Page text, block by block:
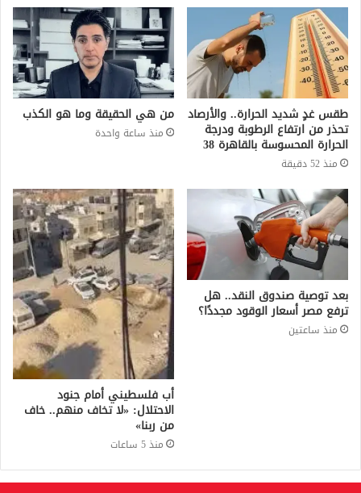
طقس غدٍ شديد الحرارة.. والأرصاد
تحذر من ارتفاع الرطوبة ودرجة
الحرارة المحسوسة بالقاهرة 38
منذ 52 دقيقة
من هي الحقيقة وما هو الكذب
منذ ساعة واحدة
بعد توصية صندوق النقد.. هل
ترفع مصر أسعار الوقود مجددًا؟
منذ ساعتين
أب فلسطيني أمام جنود
الاحتلال: «لا تخاف منهم.. خاف
من ربنا»
منذ 5 ساعات